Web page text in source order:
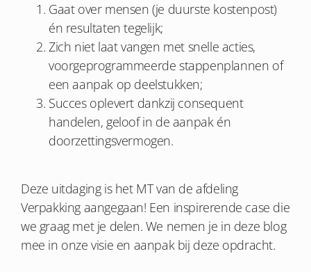
Gaat over mensen (je duurste kostenpost)
én resultaten tegelijk;
Zich niet laat vangen met snelle acties,
voorgeprogrammeerde stappenplannen of
een aanpak op deelstukken;
Succes oplevert dankzij consequent
handelen, geloof in de aanpak én
doorzettingsvermogen.
Deze uitdaging is het MT van de afdeling
Verpakking aangegaan! Een inspirerende case die
we graag met je delen. We nemen je in deze blog
mee in onze visie en aanpak bij deze opdracht.